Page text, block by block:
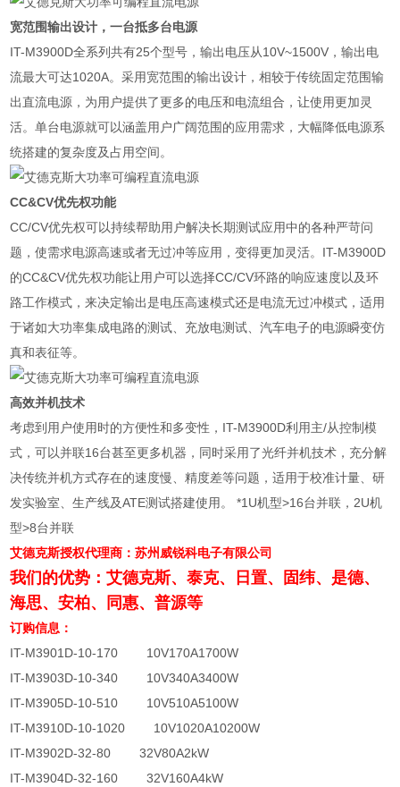
宽范围输出设计，一台抵多台电源
IT-M3900D全系列共有25个型号，输出电压从10V~1500V，输出电
流最大可达1020A。采用宽范围的输出设计，相较于传统固定范围输
出直流电源，为用户提供了更多的电压和电流组合，让使用更加灵
活。单台电源就可以涵盖用户广阔范围的应用需求，大幅降低电源系
统搭建的复杂度及占用空间。
CC&CV优先权功能
CC/CV优先权可以持续帮助用户解决长期测试应用中的各种严苛问
题，使需求电源高速或者无过冲等应用，变得更加灵活。IT-M3900D
的CC&CV优先权功能让用户可以选择CC/CV环路的响应速度以及环
路工作模式，来决定输出是电压高速模式还是电流无过冲模式，适用
于诸如大功率集成电路的测试、充放电测试、汽车电子的电源瞬变仿
真和表征等。
高效并机技术
考虑到用户使用时的方便性和多变性，IT-M3900D利用主/从控制模
式，可以并联16台甚至更多机器，同时采用了光纤并机技术，充分解
决传统并机方式存在的速度慢、精度差等问题，适用于校准计量、研
发实验室、生产线及ATE测试搭建使用。 *1U机型>16台并联，2U机
型>8台并联
艾德克斯授权代理商：苏州威锐科电子有限公司
我们的优势：艾德克斯、泰克、日置、固纬、是德、
海思、安柏、同惠、普源等
订购信息：
IT-M3901D-10-170 10V170A1700W
IT-M3903D-10-340 10V340A3400W
IT-M3905D-10-510 10V510A5100W
IT-M3910D-10-1020 10V1020A10200W
IT-M3902D-32-80 32V80A2kW
IT-M3904D-32-160 32V160A4kW